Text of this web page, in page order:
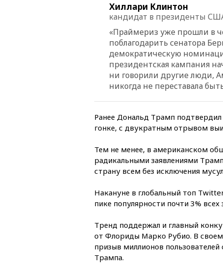
Хиллари Клинтон
кандидат в президенты
«Праймериз уже прошли в
поблагодарить сенатора
демократическую
президентская кампания
ни говорили другие люди,
никогда не переставала
Ранее Дональд Трамп
гонке, с двукратным отрывом
Тем не менее, в американском
радикальными заявлениями
страну всем без исключения
Накануне в глобальный топ
пике популярности почти 3%
Тренд поддержал и главный
от Флориды Марко Рубио. В
призыв миллионов
Трампа.